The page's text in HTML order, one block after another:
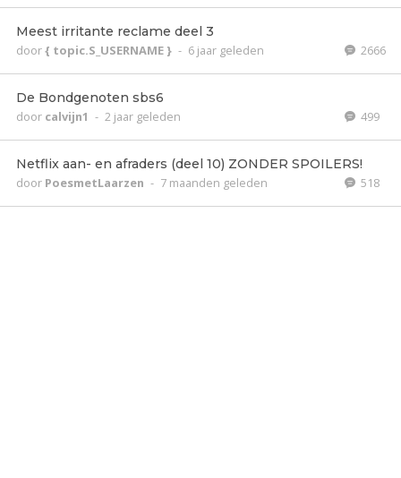
Meest irritante reclame deel 3
door{ topic.S_USERNAME } - 6 jaar geleden 2666
De Bondgenoten sbs6
door calvijn1 - 2 jaar geleden 499
Netflix aan- en afraders (deel 10) ZONDER SPOILERS!
door PoesmetLaarzen - 7 maanden geleden 518